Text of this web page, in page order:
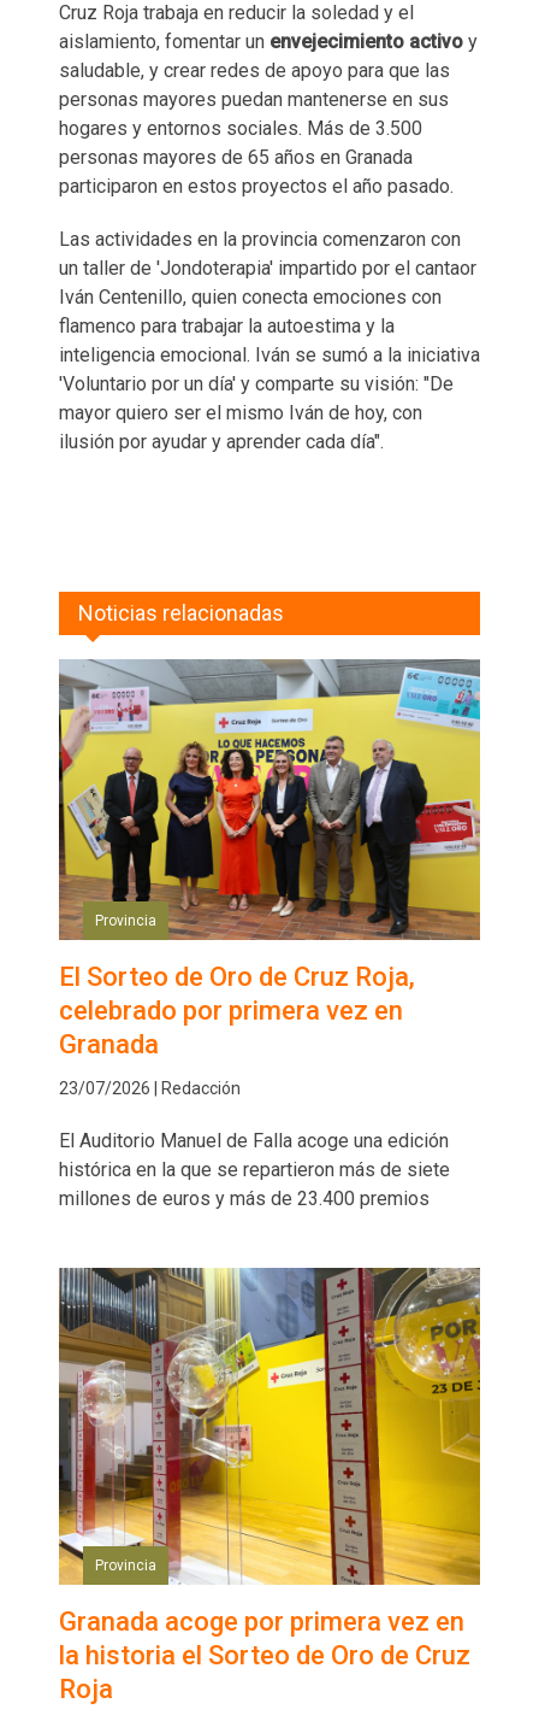
Cruz Roja trabaja en reducir la soledad y el
aislamiento, fomentar un envejecimiento activo y
saludable, y crear redes de apoyo para que las
personas mayores puedan mantenerse en sus
hogares y entornos sociales. Más de 3.500
personas mayores de 65 años en Granada
participaron en estos proyectos el año pasado.
Las actividades en la provincia comenzaron con
un taller de 'Jondoterapia' impartido por el cantaor
Iván Centenillo, quien conecta emociones con
flamenco para trabajar la autoestima y la
inteligencia emocional. Iván se sumó a la iniciativa
'Voluntario por un día' y comparte su visión: "De
mayor quiero ser el mismo Iván de hoy, con
ilusión por ayudar y aprender cada día".
Noticias relacionadas
Provincia
El Sorteo de Oro de Cruz Roja,
celebrado por primera vez en
Granada
23/07/2026 | Redacción
El Auditorio Manuel de Falla acoge una edición
histórica en la que se repartieron más de siete
millones de euros y más de 23.400 premios
Provincia
Granada acoge por primera vez en
la historia el Sorteo de Oro de Cruz
Roja